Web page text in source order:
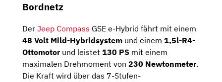
Bordnetz
Der Jeep Compass GSE e-Hybrid fährt mit einem
48 Volt Mild-Hybridsystem und einem 1,5l-R4-
Ottomotorund leistet 130 PS mit einem
maximalen Drehmoment von 230 Newtonmeter.
Die Kraft wird über das 7-Stufen-